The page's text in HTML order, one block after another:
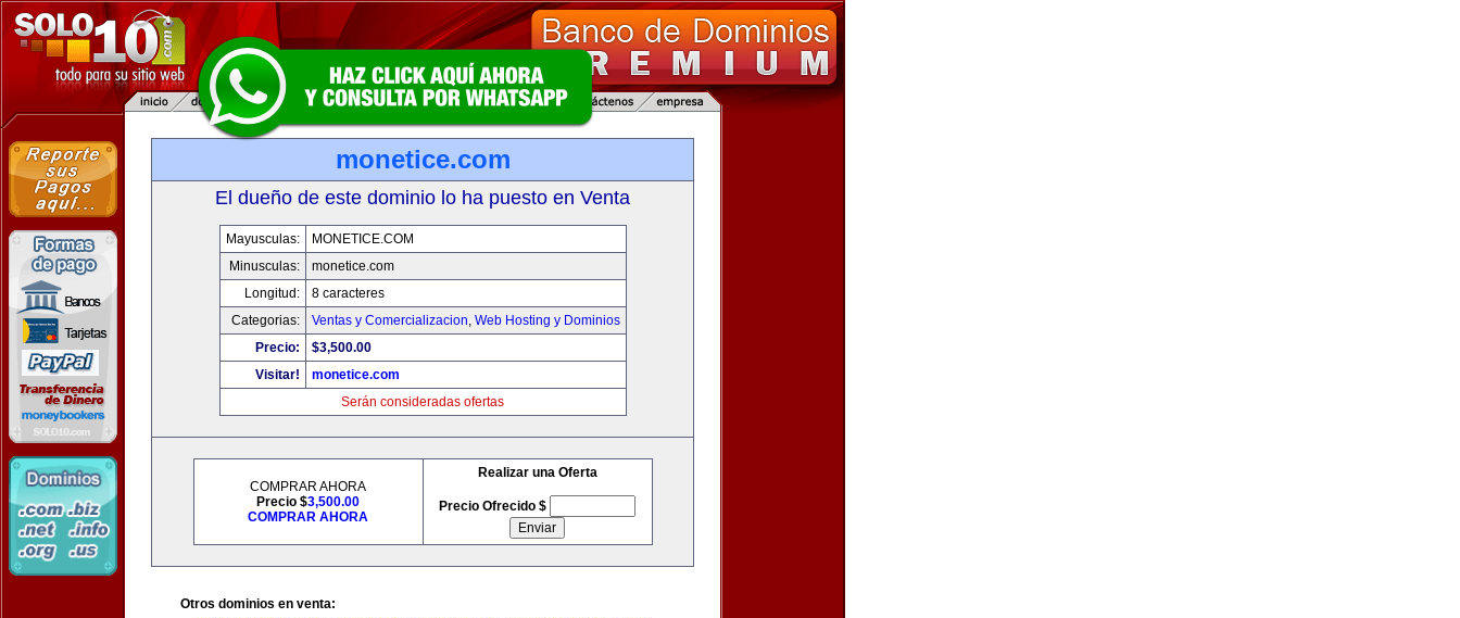
monetice.com
El dueño de este dominio lo ha puesto en Venta
Mayusculas:
MONETICE.COM
Minusculas:
monetice.com
Longitud:
8 caracteres
Categorias:
Ventas y Comercializacion, Web Hosting y Dominios
Precio:
$3,500.00
Visitar!
monetice.com
Serán consideradas ofertas
COMPRAR AHORA
Precio $3,500.00
COMPRAR AHORA
Realizar una Oferta
Precio Ofrecido $
Otros dominios en venta: